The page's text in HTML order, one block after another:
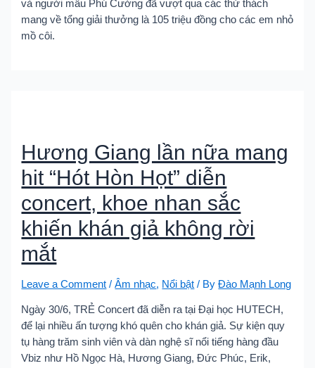
và người mẫu Phú Cường đã vượt qua các thử thách
mang về tổng giải thưởng là 105 triệu đồng cho các em nhỏ
mồ côi.
Hương Giang lần nữa mang
hit “Hót Hòn Họt” diễn
concert, khoe nhan sắc
khiến khán giả không rời
mắt
Leave a Comment /Âm nhạc, Nổi bật / ByĐào Mạnh Long
Ngày 30/6, TRẺ Concert đã diễn ra tại Đại học HUTECH,
để lại nhiều ấn tượng khó quên cho khán giả. Sự kiện quy
tụ hàng trăm sinh viên và dàn nghệ sĩ nổi tiếng hàng đầu
Vbiz như Hồ Ngọc Hà, Hương Giang, Đức Phúc, Erik,